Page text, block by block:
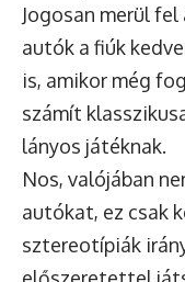
Jogosan merül
autók a fiúk
is, amikor még
számít
lányos játéknak.
Nos, valójában
autókat, ez csak
sztereotípiák